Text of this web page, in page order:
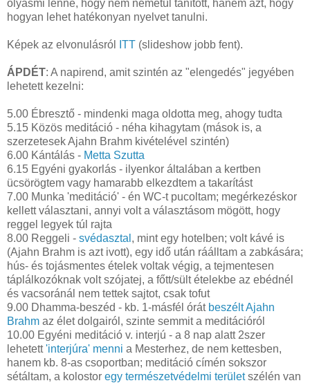
olyasmi lenne, hogy nem németül tanított, hanem azt, hogy
hogyan lehet hatékonyan nyelvet tanulni.
Képek az elvonulásról ITT (slideshow jobb fent).
ÁPDÉT: A napirend, amit szintén az "elengedés" jegyében
lehetett kezelni:
5.00 Ébresztő - mindenki maga oldotta meg, ahogy tudta
5.15 Közös meditáció - néha kihagytam (mások is, a
szerzetesek Ajahn Brahm kivételével szintén)
6.00 Kántálás - Metta Szutta
6.15 Egyéni gyakorlás - ilyenkor általában a kertben
ücsörögtem vagy hamarabb elkezdtem a takarítást
7.00 Munka 'meditáció' - én WC-t pucoltam; megérkezéskor
kellett választani, annyi volt a választásom mögött, hogy
reggel legyek túl rajta
8.00 Reggeli - svédasztal , mint egy hotelben; volt kávé is
(Ajahn Brahm is azt ivott), egy idő után ráálltam a zabkására;
hús- és tojásmentes ételek voltak végig, a tejmentesen
táplálkozóknak volt szójatej, a főtt/sült ételekbe az ebédnél
és vacsoránál nem tettek sajtot, csak tofut
9.00 Dhamma-beszéd - kb. 1-másfél órát beszélt Ajahn
Brahm az élet dolgairól, szinte semmit a meditációról
10.00 Egyéni meditáció v. interjú - a 8 nap alatt 2szer
lehetett'interjúra' menni a Mesterhez, de nem kettesben,
hanem kb. 8-as csoportban; meditáció címén sokszor
sétáltam, a kolostor egy természetvédelmi területszélén van